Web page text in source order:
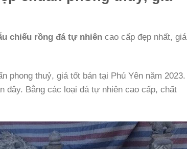
chiếu rồng đá tự nhiên cao cấp đẹp nhất, giá
phong thuỷ, giá tốt bán tại Phú Yên năm 2023.
đây. Bằng các loại đá tự nhiên cao cấp, chất